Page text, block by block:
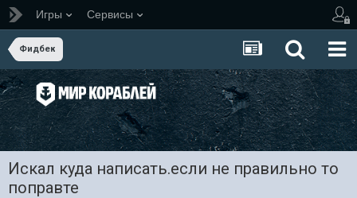
Игры Сервисы
Фидбек
Искал куда написать.если не правильно то
поправте